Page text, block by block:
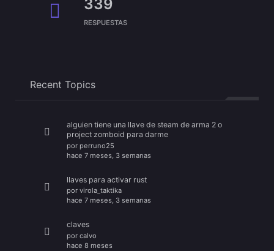
339
RESPUESTAS
Recent Topics
alguien tiene una llave de steam de arma 2 o
project zomboid para darme
por perruno25
hace 7 meses, 3 semanas
llaves para activar rust
por virola_taktika
hace 7 meses, 3 semanas
claves
por calvo
hace 8 meses